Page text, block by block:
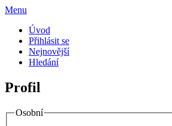
Menu
Úvod
Přihlásit se
Nejnovější
Hledání
Profil
Osobní